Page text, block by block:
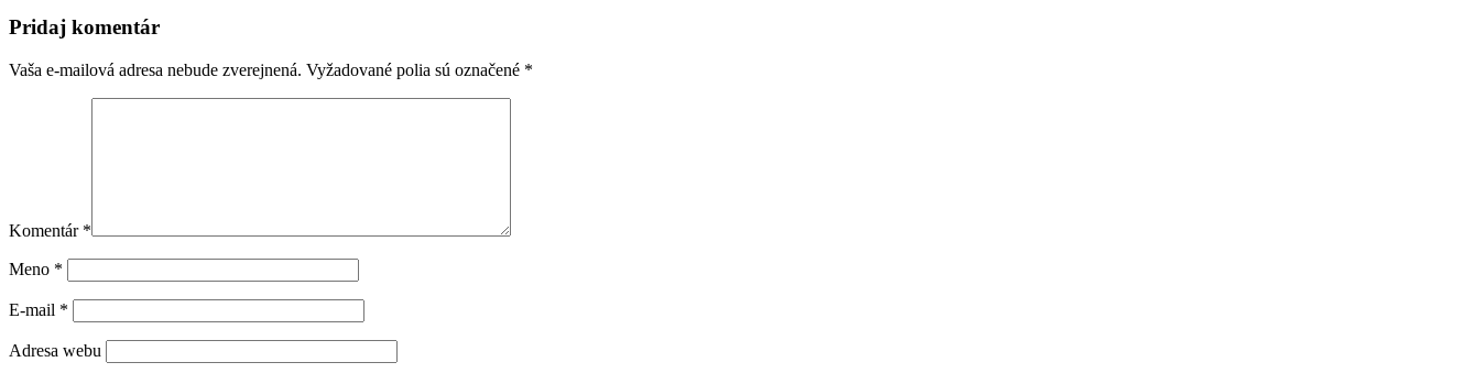
Pridaj komentár
Vaša e-mailová adresa nebude zverejnená. Vyžadované polia sú označené *
Komentár *
Meno *
E-mail *
Adresa webu